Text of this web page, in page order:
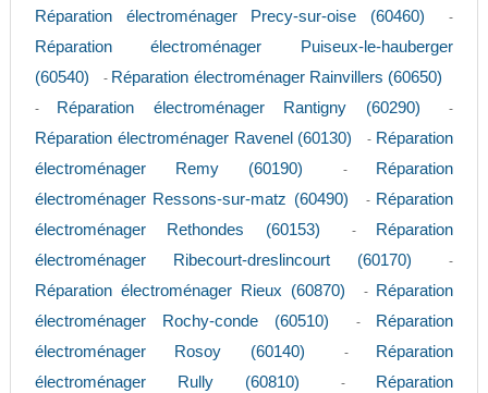
Réparation électroménager Precy-sur-oise (60460) -
Réparation électroménager Puiseux-le-hauberger
(60540)
- Réparation électroménager Rainvillers (60650)
- Réparation électroménager Rantigny (60290) -
Réparation électroménager Ravenel (60130) - Réparation
électroménager Remy (60190)
-
Réparation
électroménager Ressons-sur-matz (60490)
- Réparation
électroménager Rethondes (60153)
-
Réparation
électroménager Ribecourt-dreslincourt (60170)
-
Réparation électroménager Rieux (60870) -
Réparation
électroménager Rochy-conde (60510)
-
Réparation
électroménager Rosoy (60140)
-
Réparation
électroménager Rully (60810)
-
Réparation